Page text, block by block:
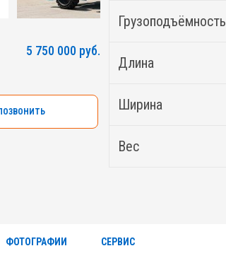
5 750 000 руб.
Грузоподъёмность
Длина
Ширина
Вес
ФОТОГРАФИИ СЕРВИС